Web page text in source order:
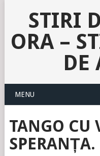
STIRI
ORA –
DE
MENU
TANGO CU
SPERANȚA.